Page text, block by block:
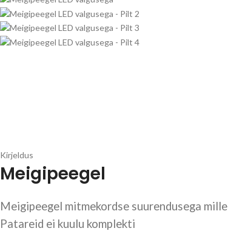
Kirjeldus
Meigipeegel
Meigipeegel mitmekordse suurendusega
Patareid ei kuulu komplekti